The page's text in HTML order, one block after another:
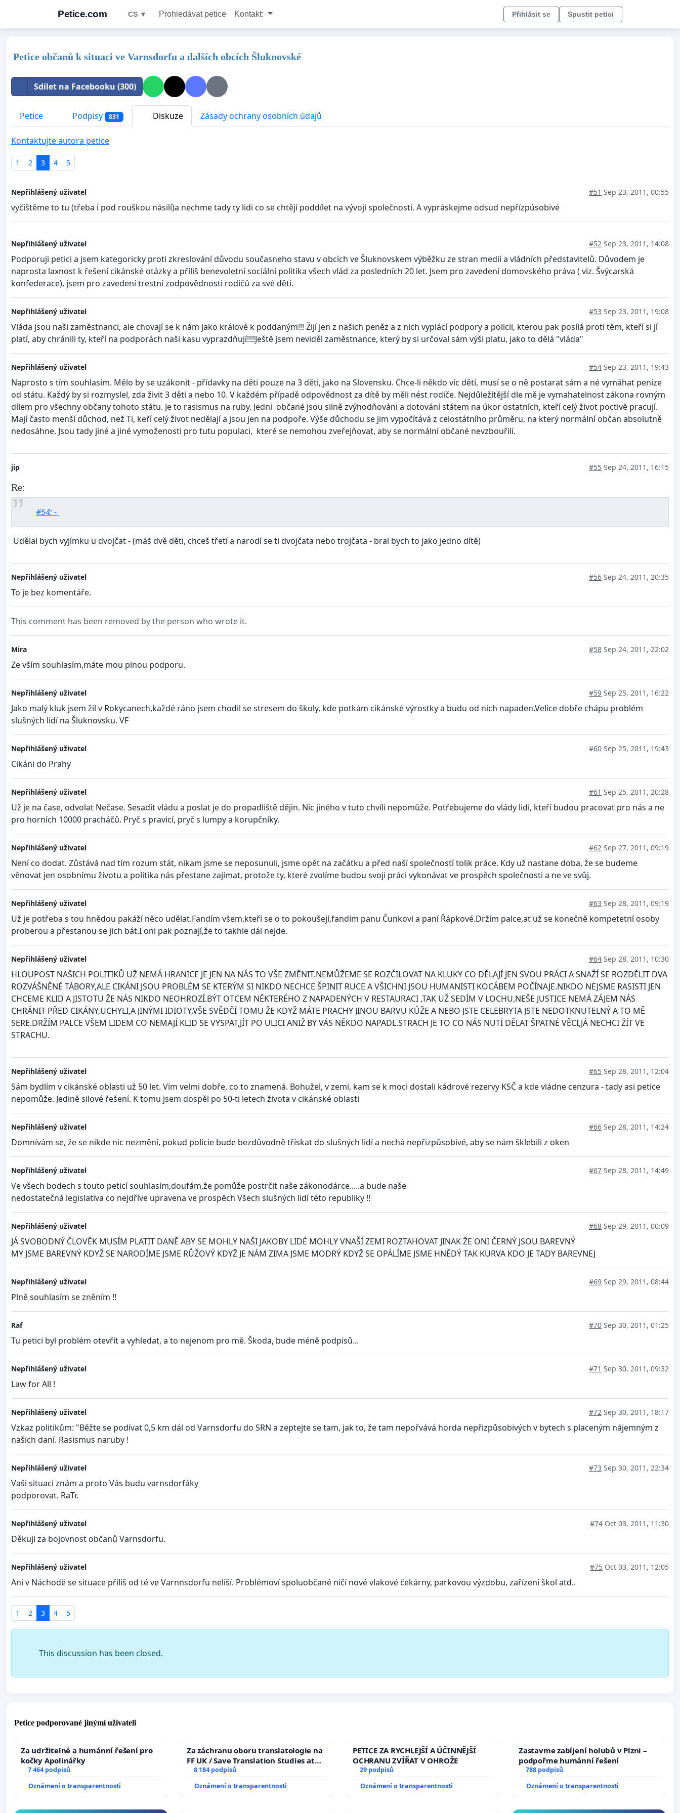
Petice.com CS ▼ Prohledávat petice Kontakt: Přihlásit se Spustit petici
Petice občanů k situaci ve Varnsdorfu a dalších obcích Šluknovské
Sdílet na Facebooku (300)
Petice Podpisy 831 Diskuze Zásady ochrany osobních údajů
Kontaktujte autora petice
1 2 3 4 5
Nepřihlášený uživatel #51 Sep 23, 2011, 00:55
vyčištěme to tu (třeba i pod rouškou násilí)a nechme tady ty lidi co se chtějí poddílet na vývoji společnosti. A vypráskejme odsud nepřízpúsobivé
Nepřihlášený uživatel #52 Sep 23, 2011, 14:08
Podporuji petici a jsem kategoricky proti zkreslování důvodu současneho stavu v obcích ve Šluknovskem výběžku ze stran medií a vládních představitelů. Důvodem je
naprosta laxnost k řešení cikánské otázky a příliš benevoletní sociální politika všech vlád za posledních 20 let. Jsem pro zavedení domovského práva ( viz. Švýcarská
konfederace), jsem pro zavedení trestní zodpovědnosti rodičů za své děti.
Nepřihlášený uživatel #53 Sep 23, 2011, 19:08
Vláda jsou naši zaměstnanci, ale chovají se k nám jako králové k poddaným!!! Žijí jen z našich peněz a z nich vyplácí podpory a policii, kterou pak posílá proti těm, kteří si jí
platí, aby chránili ty, kteří na podporách naši kasu vyprazdňují!!!!Ještě jsem neviděl zaměstnance, který by si určoval sám výši platu, jako to dělá "vláda"
Nepřihlášený uživatel #54 Sep 23, 2011, 19:43
Naprosto s tím souhlasím. Mělo by se uzákonit - přídavky na děti pouze na 3 děti, jako na Slovensku. Chce-li někdo víc dětí, musí se o ně postarat sám a né vymáhat peníze
od státu. Každý by si rozmyslel, zda živit 3 děti a nebo 10. V každém případě odpovědnost za dítě by měli nést rodiče. Nejdůležítější dle mě je vymahatelnost zákona rovným
dílem pro všechny občany tohoto státu. Je to rasismus na ruby. Jedni občané jsou silně zvýhodňováni a dotování státem na úkor ostatních, kteří celý život poctivě pracují.
Mají často menší důchod, než Ti, keří celý život nedělají a jsou jen na podpoře. Výše důchodu se jim vypočítává z celostátního průměru, na který normální občan absolutně
nedosáhne. Jsou tady jiné a jiné vymoženosti pro tutu populaci, které se nemohou zveřejňovat, aby se normální občané nevzbouřili.
jip #55 Sep 24, 2011, 16:15
Re:
#54: -
Udělal bych vyjímku u dvojčat - (máš dvě děti, chceš třetí a narodí se ti dvojčata nebo trojčata - bral bych to jako jedno dítě)
Nepřihlášený uživatel #56 Sep 24, 2011, 20:35
To je bez komentáře.
This comment has been removed by the person who wrote it.
Mira #58 Sep 24, 2011, 22:02
Ze vším souhlasím,máte mou plnou podporu.
Nepřihlášený uživatel #59 Sep 25, 2011, 16:22
Jako malý kluk jsem žil v Rokycanech,každé ráno jsem chodil se stresem do školy, kde potkám cikánské výrostky a budu od nich napaden.Velice dobře chápu problém
slušných lidí na Šluknovsku. VF
Nepřihlášený uživatel #60 Sep 25, 2011, 19:43
Cikáni do Prahy
Nepřihlášený uživatel #61 Sep 25, 2011, 20:28
Už je na čase, odvolat Nečase. Sesadit vládu a poslat je do propadliště dějin. Nic jiného v tuto chvíli nepomůže. Potřebujeme do vlády lidi, kteří budou pracovat pro nás a ne
pro horních 10000 pracháčů. Pryč s pravicí, pryč s lumpy a korupčníky.
Nepřihlášený uživatel #62 Sep 27, 2011, 09:19
Není co dodat. Zůstává nad tím rozum stát, nikam jsme se neposunuli, jsme opět na začátku a před naší společností tolik práce. Kdy už nastane doba, že se budeme
věnovat jen osobnímu životu a politika nás přestane zajímat, protože ty, které zvolíme budou svoji práci vykonávat ve prospěch společnosti a ne ve svůj.
Nepřihlášený uživatel #63 Sep 28, 2011, 09:19
Už je potřeba s tou hnědou pakáží něco udělat.Fandím všem,kteří se o to pokoušejí,fandím panu Čunkovi a paní Řápkové.Držím palce,ať už se konečně kompetetní osoby
proberou a přestanou se jich bát.I oni pak poznají,že to takhle dál nejde.
Nepřihlášený uživatel #64 Sep 28, 2011, 10:30
HLOUPOST NAŠICH POLITIKŮ UŽ NEMÁ HRANICE JE JEN NA NÁS TO VŠE ZMĚNIT.NEMŮŽEME SE ROZČILOVAT NA KLUKY CO DĚLAJÍ JEN SVOU PRÁCI A SNAŽÍ SE ROZDĚLIT DVA
ROZVÁŠNĚNÉ TÁBORY,ALE CIKÁNI JSOU PROBLÉM SE KTERÝM SI NIKDO NECHCE ŠPINIT RUCE A VŠICHNI JSOU HUMANISTI KOCÁBEM POČÍNAJE.NIKDO NEJSME RASISTI JEN
CHCEME KLID A JISTOTU ŽE NÁS NIKDO NEOHROZÍ.BÝT OTCEM NĚKTERÉHO Z NAPADENÝCH V RESTAURACI ,TAK UŽ SEDÍM V LOCHU,NEŠE JUSTICE NEMÁ ZÁJEM NÁS
CHRÁNIT PŘED CIKÁNY,UCHYLI,A JINÝMI IDIOTY,VŠE SVĚDČÍ TOMU ŽE KDYŽ MÁTE PRACHY JINOU BARVU KŮŽE A NEBO JSTE CELEBRYTA JSTE NEDOTKNUTELNÝ A TO MĚ
SERE.DRŽÍM PALCE VŠEM LIDEM CO NEMAJÍ KLID SE VYSPAT,JÍT PO ULICI ANIŽ BY VÁS NĚKDO NAPADL.STRACH JE TO CO NÁS NUTÍ DĚLAT ŠPATNÉ VĚCI,JÁ NECHCI ŽÍT VE
STRACHU.
Nepřihlášený uživatel #65 Sep 28, 2011, 12:04
Sám bydlím v cikánské oblasti už 50 let. Vím velmi dobře, co to znamená. Bohužel, v zemi, kam se k moci dostali kádrové rezervy KSČ a kde vládne cenzura - tady asi petice
nepomůže. Jedině silové řešení. K tomu jsem dospěl po 50-ti letech života v cikánské oblasti
Nepřihlášený uživatel #66 Sep 28, 2011, 14:24
Domnívám se, že se nikde nic nezmění, pokud policie bude bezdůvodně třískat do slušných lidí a nechá nepřizpůsobivé, aby se nám šklebili z oken
Nepřihlášený uživatel #67 Sep 28, 2011, 14:49
Ve všech bodech s touto peticí souhlasím,doufám,že pomůže postrčit naše zákonodárce.....a bude naše
nedostatečná legislativa co nejdříve upravena ve prospěch Všech slušných lidí této republiky !!
Nepřihlášený uživatel #68 Sep 29, 2011, 00:09
JÁ SVOBODNÝ ČLOVĚK MUSÍM PLATIT DANĚ ABY SE MOHLY NAŠI JAKOBY LIDÉ MOHLY VNAŠÍ ZEMI ROZTAHOVAT JINAK ŽE ONI ČERNÝ JSOU BAREVNÝ
MY JSME BAREVNÝ KDYŽ SE NARODÍME JSME RŮŽOVÝ KDYŽ JE NÁM ZIMA JSME MODRÝ KDYŽ SE OPÁLÍME JSME HNĚDÝ TAK KURVA KDO JE TADY BAREVNEJ
Nepřihlášený uživatel #69 Sep 29, 2011, 08:44
Plně souhlasím se zněním !!
Raf #70 Sep 30, 2011, 01:25
Tu petici byl problém otevřít a vyhledat, a to nejenom pro mě. Škoda, bude méně podpisů...
Nepřihlášený uživatel #71 Sep 30, 2011, 09:32
Law for All !
Nepřihlášený uživatel #72 Sep 30, 2011, 18:17
Vzkaz politikům: "Běžte se podívat 0,5 km dál od Varnsdorfu do SRN a zeptejte se tam, jak to, že tam nepořvává horda nepřizpůsobivých v bytech s placeným nájemným z
našich daní. Rasismus naruby !
Nepřihlášený uživatel #73 Sep 30, 2011, 22:34
Vaši situaci znám a proto Vás budu varnsdorfáky
podporovat. RaTr.
Nepřihlášený uživatel #74 Oct 03, 2011, 11:30
Děkuji za bojovnost občanů Varnsdorfu.
Nepřihlášený uživatel #75 Oct 03, 2011, 12:05
Ani v Náchodě se situace příliš od té ve Varnnsdorfu neliší. Problémoví spoluobčané ničí nové vlakové čekárny, parkovou výzdobu, zařízení škol atd..
1 2 3 4 5
This discussion has been closed.
Petice podporované jinými uživateli
Za udržitelné a humánní řešení pro
kočky Apolinářky
7 464 podpisů
Oznámení o transparentnosti
Za záchranu oboru translatologie na
FF UK / Save Translation Studies at
the Faculty of Arts, Charles
8 184 podpisů
Oznámení o transparentnosti
PETICE ZA RYCHLEJŠÍ A ÚČINNĚJŠÍ
OCHRANU ZVÍŘAT V OHROŽE
29 podpisů
Oznámení o transparentnosti
Zastavme zabíjení holubů v Plzni –
podpořme humánní řešení
788 podpisů
Oznámení o transparentnosti